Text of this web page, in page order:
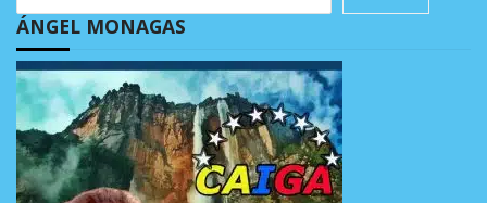
ÁNGEL MONAGAS